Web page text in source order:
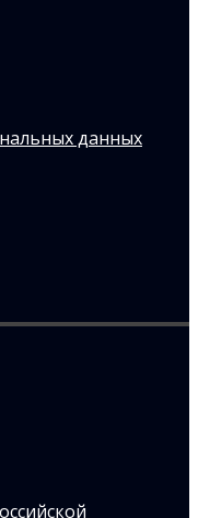
данных